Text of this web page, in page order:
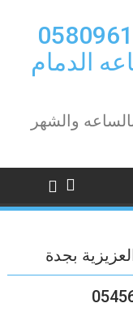
0590124933 -
الدمام
والشهر
بجدة